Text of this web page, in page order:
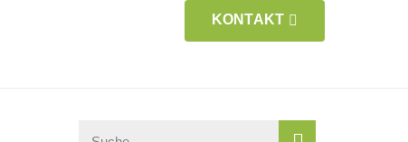
KONTAKT